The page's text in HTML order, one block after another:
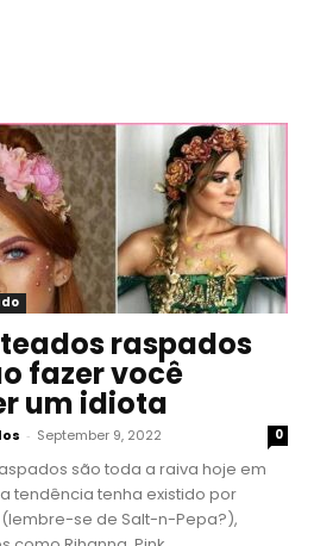
raspados
fazer você
um idiota
- September 9, 2022 0
são toda a raiva hoje em
tendência tenha existido por
se de Salt-n-Pepa?),